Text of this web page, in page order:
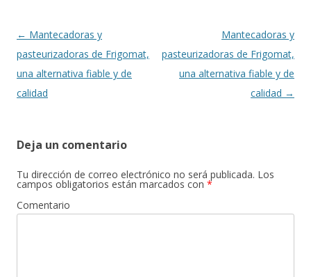
Navegación
de
entradas
← Mantecadoras y
pasteurizadoras de Frigomat,
una alternativa fiable y de
calidad
Mantecadoras y
pasteurizadoras de Frigomat,
una alternativa fiable y de
calidad →
Deja un comentario
Tu dirección de correo electrónico no será publicada. Los
campos obligatorios están marcados con *
Comentario